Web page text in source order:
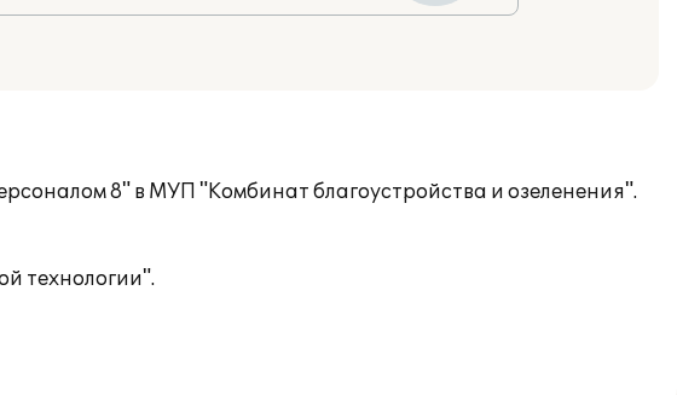
8" в МУП "Комбинат благоустройства и озеленения".
технологии".